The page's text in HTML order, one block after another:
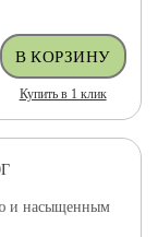
Купить в 1 клик
и насыщенным